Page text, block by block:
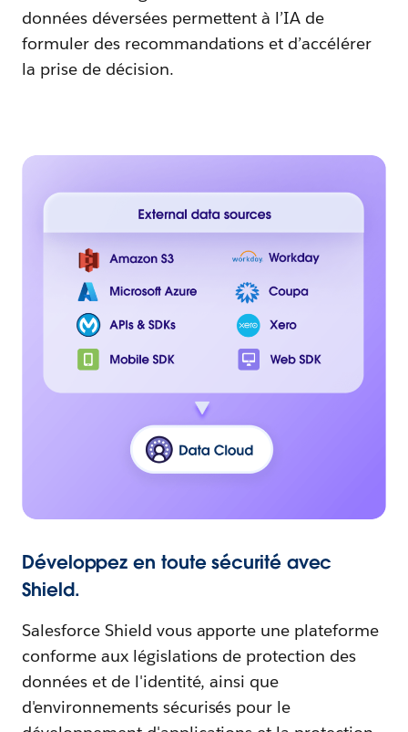
données déversées permettent à l’IA de
formuler des recommandations et d’accélérer
la prise de décision.
Développez en toute sécurité avec
Shield.
Salesforce Shield vous apporte une plateforme
conforme aux législations de protection des
données et de l'identité, ainsi que
d'environnements sécurisés pour le